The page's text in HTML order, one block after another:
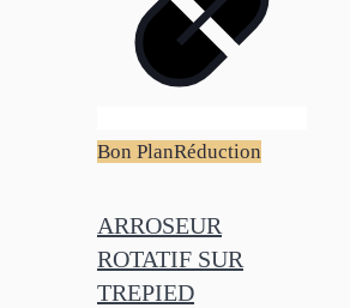
Bon PlanRéduction
ARROSEUR
ROTATIF SUR
TREPIED